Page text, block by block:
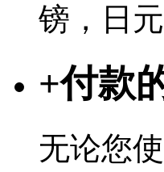
镑，日
+付款
无论您